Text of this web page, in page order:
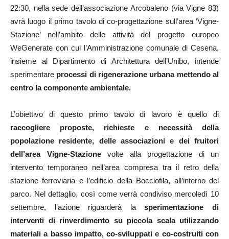
22:30, nella sede dell’associazione Arcobaleno (via Vigne 83)
avrà luogo il primo tavolo di co-progettazione sull’area ‘Vigne-
Stazione’ nell’ambito delle attività del progetto europeo
WeGenerate con cui l’Amministrazione comunale di Cesena,
insieme al Dipartimento di Architettura dell’Unibo, intende
sperimentare processi di rigenerazione urbana mettendo al
centro la componente ambientale.
L’obiettivo di questo primo tavolo di lavoro è quello di
raccogliere proposte, richieste e necessità della
popolazione residente, delle associazioni e dei fruitori
dell’area Vigne-Stazionevolte alla progettazione di un
intervento temporaneo nell’area compresa tra il retro della
stazione ferroviaria e l’edificio della Bocciofila, all’interno del
parco. Nel dettaglio, così come verrà condiviso mercoledì 10
settembre, l’azione riguarderà lasperimentazione di
interventi di rinverdimento su piccola scala utilizzando
materiali a basso impatto, co-sviluppati e co-costruiti con